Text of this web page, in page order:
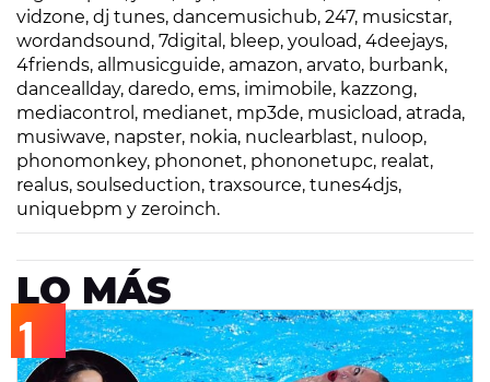
vidzone, dj tunes, dancemusichub, 247, musicstar,
wordandsound, 7digital, bleep, youload, 4deejays,
4friends, allmusicguide, amazon, arvato, burbank,
danceallday, daredo, ems, imimobile, kazzong,
mediacontrol, medianet, mp3de, musicload, atrada,
musiwave, napster, nokia, nuclearblast, nuloop,
phonomonkey, phononet, phononetupc, realat,
realus, soulseduction, traxsource, tunes4djs,
uniquebpm y zeroinch.
LO MÁS